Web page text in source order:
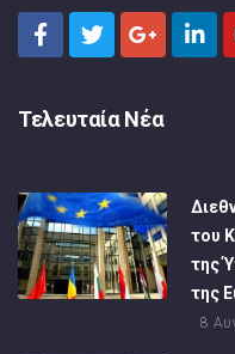
Τελευταία Νέα
του
της
της
8